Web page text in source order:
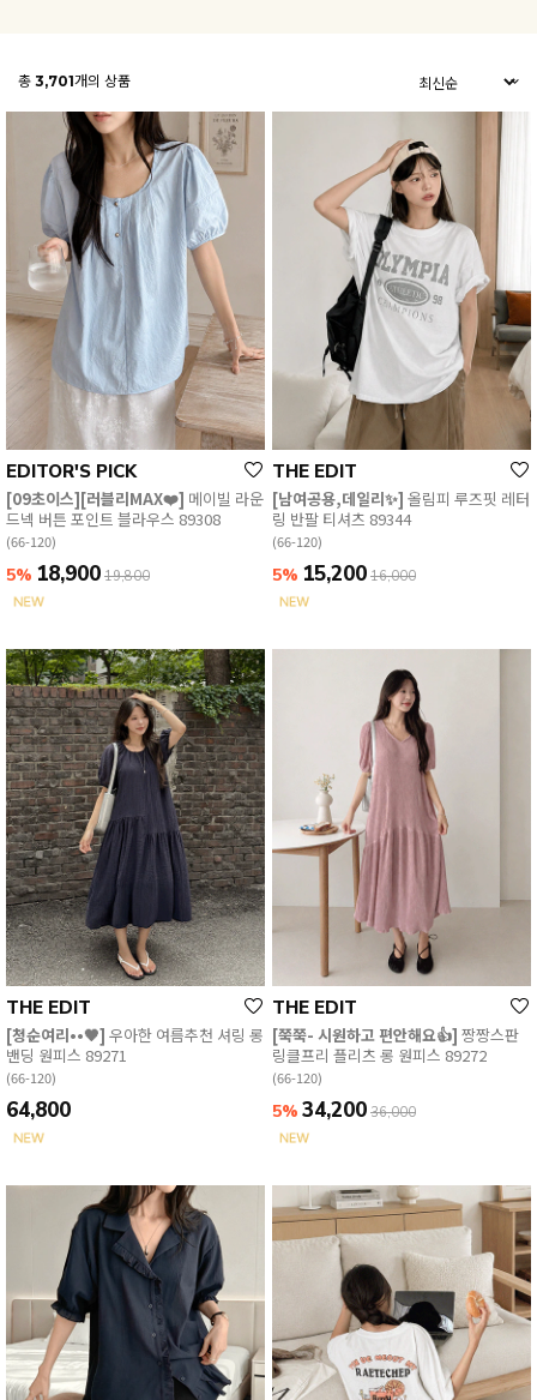
EVERY, SAY
인플루언서 PICK한 지금 꼭 필요한 장마룩!
총 3,701개의 상품
EDITOR'S PICK
[09초이스][러블리MAX❤️] 메이빌 라운
드넥 버튼 포인트 블라우스 89308
(66-120)
5% 18,900 19,800
THE EDIT
[남여공용,데일리✨] 올림피 루즈핏 레터
링 반팔 티셔츠 89344
(66-120)
5% 15,200 16,000
THE EDIT
[청순여리••🖤] 우아한 여름추천 셔링 롱
밴딩 원피스 89271
(66-120)
64,800
THE EDIT
[쭉쭉- 시원하고 편안해요👍] 짱짱스판
링클프리 플리츠 롱 원피스 89272
(66-120)
5% 34,200 36,000